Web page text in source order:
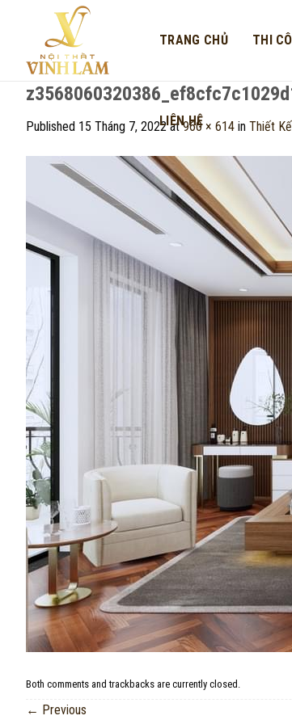
TRANG CHỦ THI
LIÊN HỆ
Published 15 Tháng 7, 2022at960 × 614 in Thiết
Both comments and trackbacks are currently closed.
← Previous